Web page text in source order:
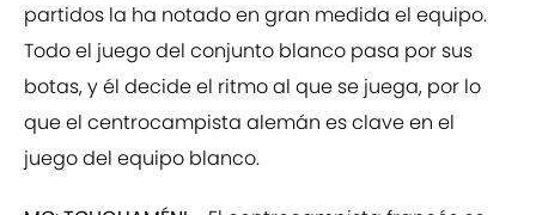
partidos la ha notado en gran medida el equipo.
Todo el juego del conjunto blanco pasa por sus
botas, y él decide el ritmo al que se juega, por lo
que el centrocampista alemán es clave en el
juego del equipo blanco.